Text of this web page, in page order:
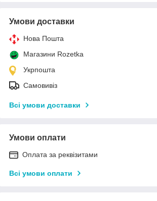
Умови доставки
Нова Пошта
Магазини Rozetka
Укрпошта
Самовивіз
Всі умови доставки
Умови оплати
Оплата за реквізитами
Всі умови оплати